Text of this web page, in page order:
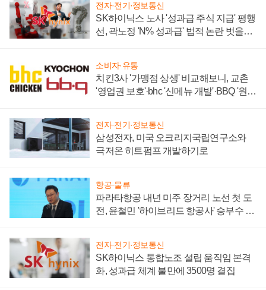
전자·전기·정보통신
SK하이닉스 노사 '성과급 주식 지급' 평행
선, 곽노정 'N% 성과급' 법적 논란 벗을지
소비자·유통
치킨3사 '가맹점 상생' 비교해보니, 교촌
'영업권 보호'·bhc '신메뉴 개발'·BBQ '원가
전자·전기·정보통신
삼성전자, 미국 오크리지국립연구소와
극저온 히트펌프 개발하기로
항공·물류
파라타항공 내년 미주 장거리 노선 첫 도
전, 윤철민 '하이브리드 항공사' 승부수 통
전자·전기·정보통신
SK하이닉스 통합노조 설립 움직임 본격
화, 성과급 체계 불만에 3500명 결집